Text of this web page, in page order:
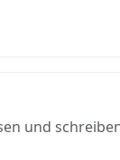
und